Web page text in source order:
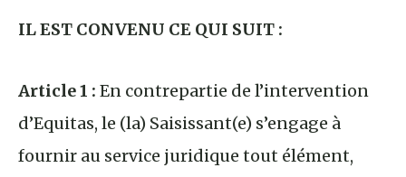
IL EST CONVENU CE QUI SUIT :
Article 1 : En contrepartie de l’intervention
d’Equitas, le (la) Saisissant(e) s’engage à
fournir au service juridique tout élément,